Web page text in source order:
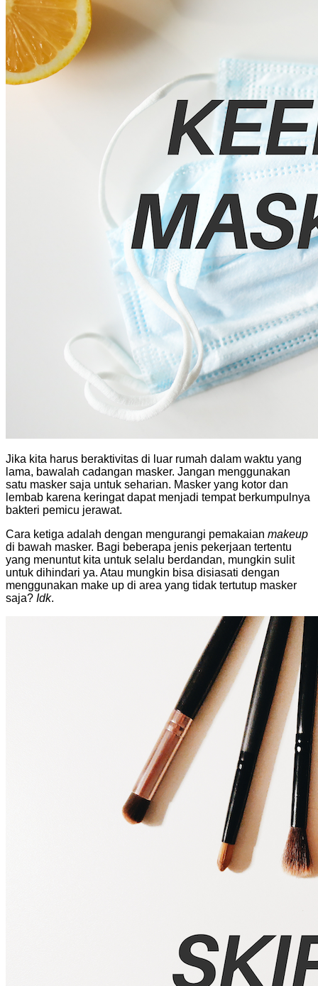
Jika kita harus beraktivitas di luar rumah dalam waktu yang
lama, bawalah cadangan masker. Jangan menggunakan
satu masker saja untuk seharian. Masker yang kotor dan
lembab karena keringat dapat menjadi tempat berkumpulnya
bakteri pemicu jerawat.
Cara ketiga adalah dengan mengurangi pemakaian makeup
di bawah masker. Bagi beberapa jenis pekerjaan tertentu
yang menuntut kita untuk selalu berdandan, mungkin sulit
untuk dihindari ya. Atau mungkin bisa disiasati dengan
menggunakan make up di area yang tidak tertutup masker
saja? Idk.